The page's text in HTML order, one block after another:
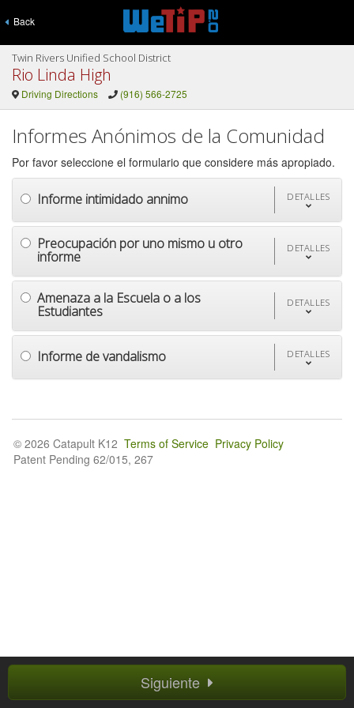
Back
Twin Rivers Unified School District
Rio Linda High
Driving Directions (916) 566-2725
Informes Anónimos de la Comunidad
Por favor seleccione el formulario que considere más apropiado.
Informe intimidado annimo DETALLES
Preocupación por uno mismo u otro
informe
DETALLES
Amenaza a la Escuela o a los
Estudiantes
DETALLES
Informe de vandalismo DETALLES
Siguiente
© 2026 Catapult K12 Terms of Service Privacy Policy
Patent Pending 62/015, 267